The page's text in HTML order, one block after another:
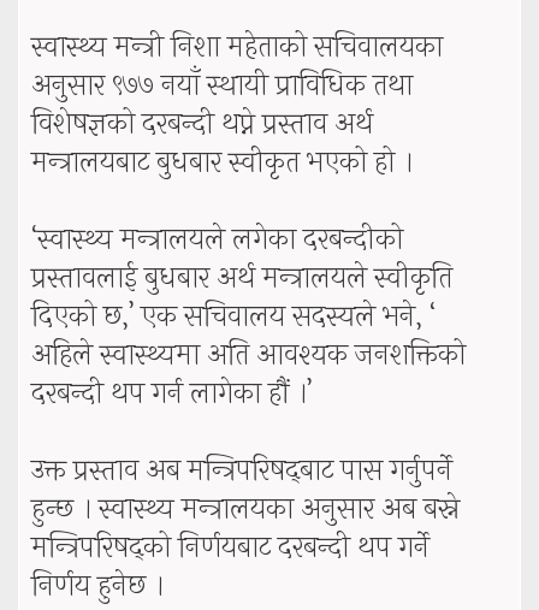
स्वास्थ्य मन्त्री निशा महेताको सचिवालयका
अनुसार ९७७ नयाँ स्थायी प्राविधिक तथा
विशेषज्ञको दरबन्दी थप्ने प्रस्ताव अर्थ
मन्त्रालयबाट बुधबार स्वीकृत भएको हो ।
‘स्वास्थ्य मन्त्रालयले लगेका दरबन्दीको
प्रस्तावलाई बुधबार अर्थ मन्त्रालयले स्वीकृति
दिएको छ,’ एक सचिवालय सदस्यले भने, ‘
अहिले स्वास्थ्यमा अति आवश्यक जनशक्तिको
दरबन्दी थप गर्न लागेका हौं ।’
उक्त प्रस्ताव अब मन्त्रिपरिषद्‍बाट पास गर्नुपर्ने
हुन्छ । स्वास्थ्य मन्त्रालयका अनुसार अब बस्ने
मन्त्रिपरिषद्को निर्णयबाट दरबन्दी थप गर्ने
निर्णय हुनेछ ।